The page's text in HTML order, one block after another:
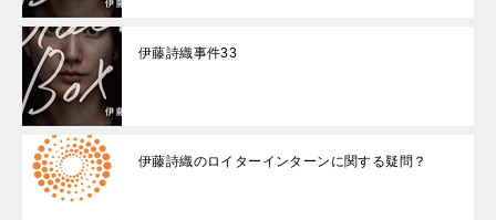
伊藤詩織事件33
伊藤詩織のロイターインターンに関する疑問？